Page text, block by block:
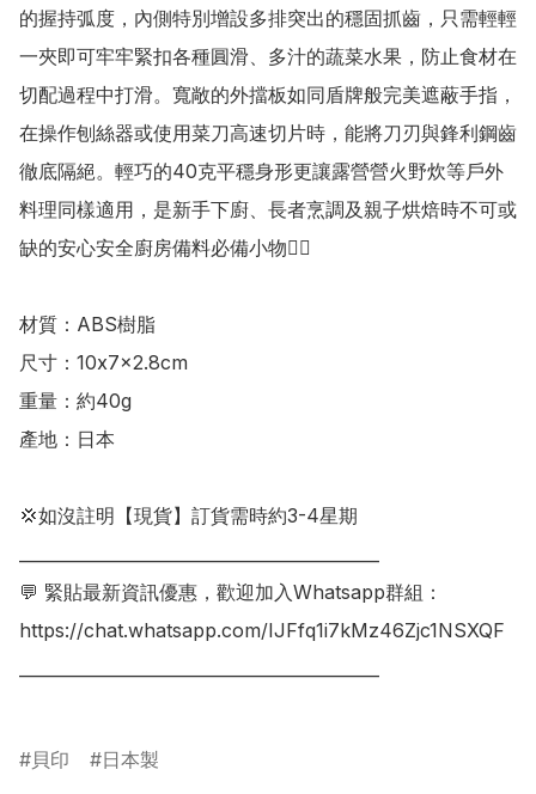
的握持弧度，內側特別增設多排突出的穩固抓齒，只需輕輕
一夾即可牢牢緊扣各種圓滑、多汁的蔬菜水果，防止食材在
切配過程中打滑。寬敞的外擋板如同盾牌般完美遮蔽手指，
在操作刨絲器或使用菜刀高速切片時，能將刀刃與鋒利鋼齒
徹底隔絕。輕巧的40克平穩身形更讓露營營火野炊等戶外
料理同樣適用，是新手下廚、長者烹調及親子烘焙時不可或
缺的安心安全廚房備料必備小物👍🏻
材質：ABS樹脂
尺寸：10x7x2.8cm
重量：約40g
產地：日本
💢如沒註明【現貨】訂貨需時約3-4星期
💬 緊貼最新資訊優惠，歡迎加入Whatsapp群組：
https://chat.whatsapp.com/IJFfq1i7kMz46Zjc1NSXQF
貝印 日本製